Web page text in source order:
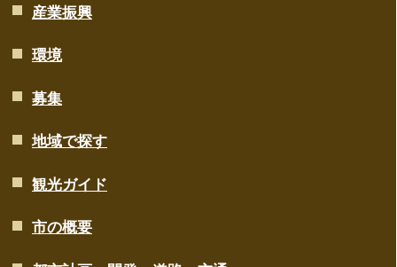
産業振興
環境
募集
地域で探す
観光ガイド
市の概要